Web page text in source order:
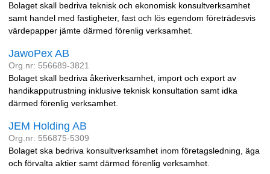
Bolaget skall bedriva teknisk och ekonomisk konsultverksamhet
samt handel med fastigheter, fast och lös egendom företrädesvis
värdepapper jämte därmed förenlig verksamhet.
JawoPex AB
Org.nr: 556689-3821
Bolaget skall bedriva åkeriverksamhet, import och export av
handikapputrustning inklusive teknisk konsultation samt idka
därmed förenlig verksamhet.
JEM Holding AB
Org.nr: 556875-5309
Bolaget ska bedriva konsultverksamhet inom företagsledning, äga
och förvalta aktier samt därmed förenlig verksamhet.